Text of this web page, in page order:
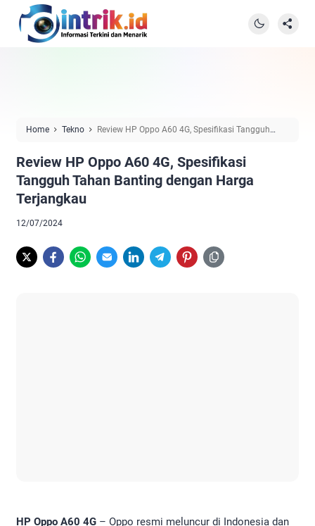
Home Tekno
Review HP Oppo A60 4G, Spesifikasi Tangguh
Review HP Oppo A60 4G, Spesifikasi
Tangguh Tahan Banting dengan Harga
Terjangkau
12/07/2024
HP Oppo A60 4G – Oppo resmi meluncur di Indonesia dan